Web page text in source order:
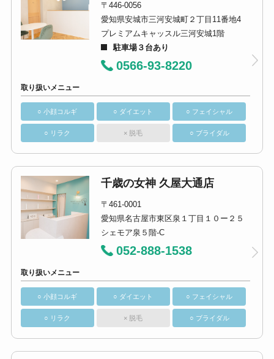
〒446-0056
愛知県安城市三河安城町２丁目11番地4
プレミアムキャッスル三河安城1階
駐車場３台あり
0566-93-8220
取り扱いメニュー
○ 小顔コルギ ○ ダイエット ○ フェイシャル
○ リラク × 脱毛 ○ ブライダル
千歳の女神 久屋大通店
〒461-0001
愛知県名古屋市東区泉１丁目１０ー２５
シェモア泉５階-C
052-888-1538
取り扱いメニュー
○ 小顔コルギ ○ ダイエット ○ フェイシャル
○ リラク × 脱毛 ○ ブライダル